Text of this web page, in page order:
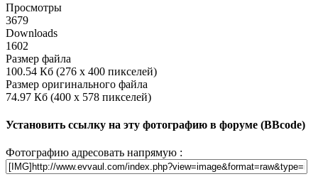
Просмотры
3679
Downloads
1602
Размер файла
100.54 Кб (276 x 400 пикселей)
Размер оригинального файла
74.97 Кб (400 x 578 пикселей)
Установить ссылку на эту фотографию в форуме (BBcode)
Фотографию адресовать напрямую :